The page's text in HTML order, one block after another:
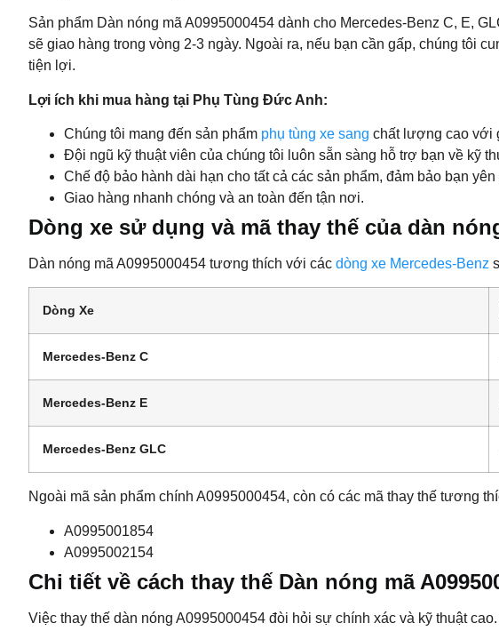
Sản phẩm Dàn nóng mã A0995000454 dành cho Mercedes-Benz C, E,
sẽ giao hàng trong vòng 2-3 ngày. Ngoài ra, nếu bạn cần gấp, chúng tôi
tiện lợi.
Lợi ích khi mua hàng tại Phụ Tùng Đức Anh:
Chúng tôi mang đến sản phẩm phụ tùng xe sang chất lượng cao với
Đội ngũ kỹ thuật viên của chúng tôi luôn sẵn sàng hỗ trợ bạn về kỹ
Chế độ bảo hành dài hạn cho tất cả các sản phẩm, đảm bảo bạn
Giao hàng nhanh chóng và an toàn đến tận nơi.
Dòng xe sử dụng và mã thay thế của dàn
Dàn nóng mã A0995000454 tương thích với các dòng xe Mercedes-Benz
Dòng Xe
Mercedes-Benz C
Mercedes-Benz E
Mercedes-Benz GLC
Ngoài mã sản phẩm chính A0995000454, còn có các mã thay thế tương
A0995001854
A0995002154
Chi tiết về cách thay thế Dàn nóng mã
Việc thay thế dàn nóng A0995000454 đòi hỏi sự chính xác và kỹ thuật